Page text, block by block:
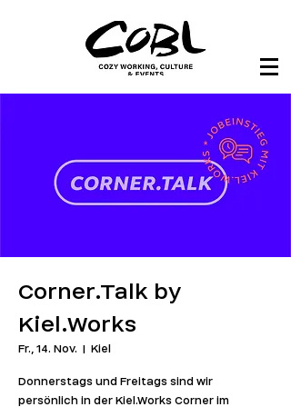
Corner.Talk by
Kiel.Works
Fr., 14. Nov.
  |
Kiel
Donnerstags und Freitags sind wir
persönlich in der Kiel.Works Corner im